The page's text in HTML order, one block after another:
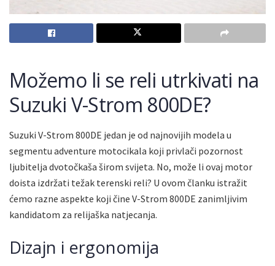
Možemo li se reli utrkivati na
Suzuki V-Strom 800DE?
Suzuki V-Strom 800DE jedan je od najnovijih modela u
segmentu adventure motocikala koji privlači pozornost
ljubitelja dvotočkaša širom svijeta. No, može li ovaj motor
doista izdržati težak terenski reli? U ovom članku istražit
ćemo razne aspekte koji čine V-Strom 800DE zanimljivim
kandidatom za relijaška natjecanja.
Dizajn i ergonomija